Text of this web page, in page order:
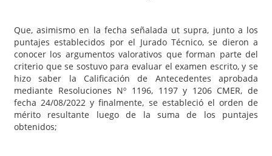
Que, asimismo en la fecha señalada ut supra, junto a los
puntajes establecidos por el Jurado Técnico, se dieron a
conocer los argumentos valorativos que forman parte del
criterio que se sostuvo para evaluar el examen escrito, y se
hizo saber la Calificación de Antecedentes aprobada
mediante Resoluciones Nº 1196, 1197 y 1206 CMER, de
fecha 24/08/2022 y finalmente, se estableció el orden de
mérito resultante luego de la suma de los puntajes
obtenidos;